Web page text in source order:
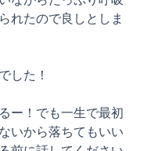
れたので良しとしま
した！
ー！でも一生で最初
いから落ちてもいい